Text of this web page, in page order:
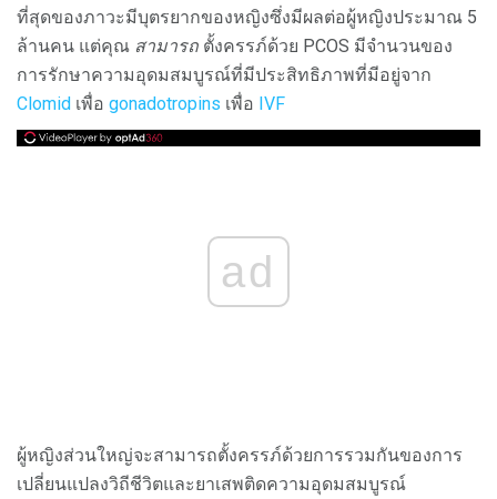
ที่สุดของภาวะมีบุตรยากของหญิงซึ่งมีผลต่อผู้หญิงประมาณ 5
ล้านคน แต่คุณ สามารถ ตั้งครรภ์ด้วย PCOS มีจำนวนของ
การรักษาความอุดมสมบูรณ์ที่มีประสิทธิภาพที่มีอยู่จาก
Clomid เพื่อ gonadotropins เพื่อ IVF
ad
ผู้หญิงส่วนใหญ่จะสามารถตั้งครรภ์ด้วยการรวมกันของการ
เปลี่ยนแปลงวิถีชีวิตและยาเสพติดความอุดมสมบูรณ์